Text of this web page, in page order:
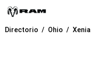
Directorio Ohio Xenia